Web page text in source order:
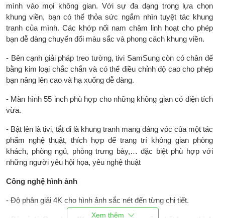
mình vào mọi không gian. Với sự đa dạng trong lựa chọn
khung viền, bạn có thể thỏa sức ngắm nhìn tuyệt tác khung
tranh của mình. Các khớp nối nam châm linh hoạt cho phép
bạn dễ dàng chuyển đổi màu sắc và phong cách khung viền.
- Bên cạnh giải pháp treo tường, tivi SamSung còn có chân đế
bằng kim loại chắc chắn và có thể điều chỉnh độ cao cho phép
bạn nâng lên cao và hạ xuống dễ dàng.
- Màn hình 55 inch phù hợp cho những không gian có diện tích
vừa.
- Bật lên là tivi, tắt đi là khung tranh mang dáng vóc của một tác
phẩm nghệ thuật, thích hợp để trang trí không gian phòng
khách, phòng ngủ, phòng trưng bày,… đặc biệt phù hợp với
những người yêu hội họa, yêu nghệ thuật
Công nghệ hình ảnh
- Độ phân giải 4K cho hình ảnh sắc nét đến từng chi tiết.
thanh:
động theo hình ảnh OTS, Q-
Symphony Next kết hợp loa tivi với
loa thanh bằng AI, Active Voice
Amplifier điều chỉnh âm hội thoại
Pro
Tổng công suất
20W (2 loa)
Kết nối Internet:
Kết nối không dây: Bluetooth (Kết nối bàn phím, chuột)
USB: 2 cổng USB A
Cổng nhận hình
ảnh, âm thanh:
--
Cổng xuất âm
1 cổng Optical (Digital Audio)